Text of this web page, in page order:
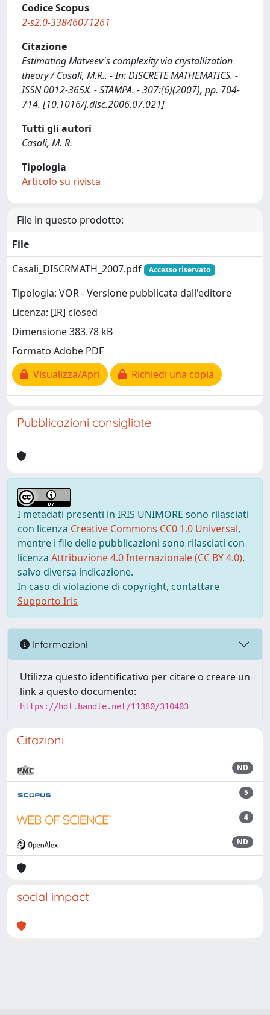
Codice Scopus
2-s2.0-33846071261
Citazione
Estimating Matveev's complexity via crystallization
theory / Casali, M.R.. - In: DISCRETE MATHEMATICS. -
ISSN 0012-365X. - STAMPA. - 307:(6)(2007), pp. 704-
714. [10.1016/j.disc.2006.07.021]
Tutti gli autori
Casali, M. R.
Tipologia
Articolo su rivista
File in questo prodotto:
File
Casali_DISCRMATH_2007.pdf
Accesso riservato
Tipologia: VOR - Versione pubblicata dall'editore
Licenza: [IR] closed
Dimensione 383.78 kB
Formato Adobe PDF
Visualizza/Apri
Richiedi una copia
Pubblicazioni consigliate
I metadati presenti in IRIS UNIMORE sono rilasciati
con licenza Creative Commons CC0 1.0 Universal,
mentre i file delle pubblicazioni sono rilasciati con
licenza Attribuzione 4.0 Internazionale (CC BY 4.0),
salvo diversa indicazione.
In caso di violazione di copyright, contattare
Supporto Iris
Informazioni
Utilizza questo identificativo per citare o creare un
link a questo documento:
https://hdl.handle.net/11380/310403
Citazioni
ND
5
4
ND
social impact